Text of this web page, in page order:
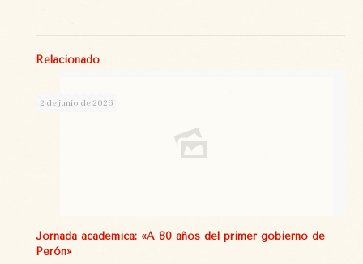
Relacionado
2 de junio de 2026
Jornada académica: «A 80 años del primer gobierno de
Perón»